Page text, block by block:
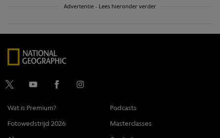
Advertentie - Lees hieronder verder
Wat is Premium?
Podcasts
Fotowedstrijd 2026
Masterclasses